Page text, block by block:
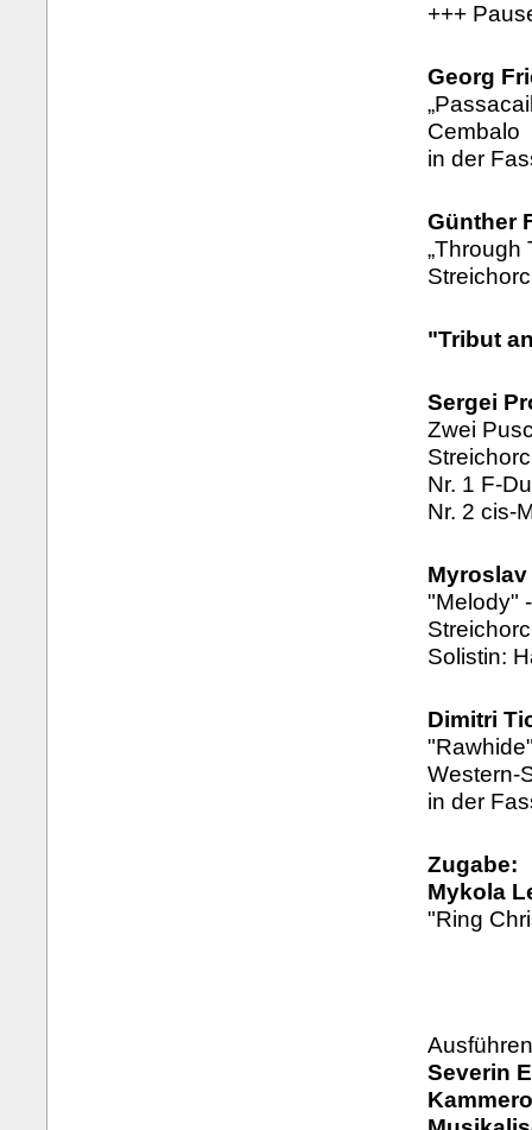
+++
Georg
Cembalo
in der
Günther
„Through
"Tribut
Sergei
Zwei
Nr. 1 F-
Nr. 2 cis-
Myroslav
"Melody"
Solistin:
Dimitri
Western-
in der
Zugabe:
Mykola
"Ring
Severin